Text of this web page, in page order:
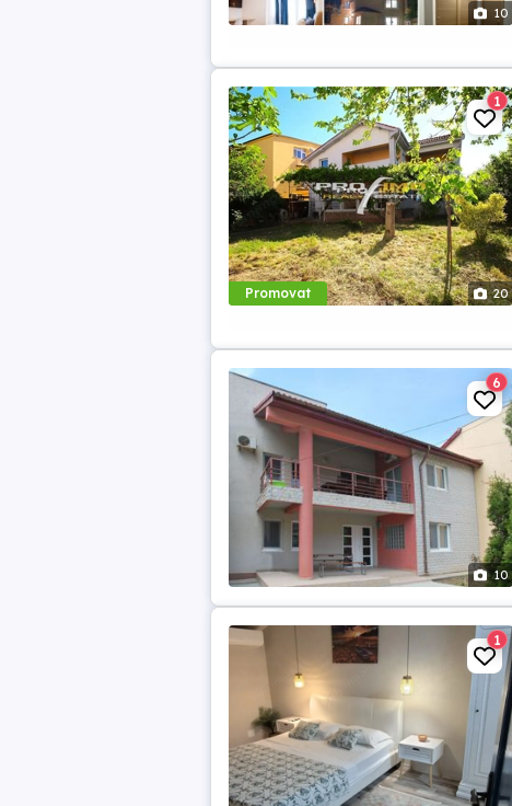
10
Promovat 20
1
10
6
1